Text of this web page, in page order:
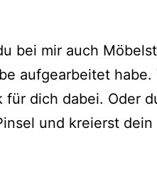
bei mir auch
aufgearbeitet
für dich dabei. Oder
und kreierst dein